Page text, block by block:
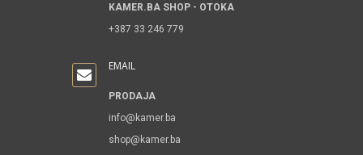
KAMER.BA SHOP - OTOKA
+387 33 246 779
EMAIL
PRODAJA
info@kamer.ba
shop@kamer.ba